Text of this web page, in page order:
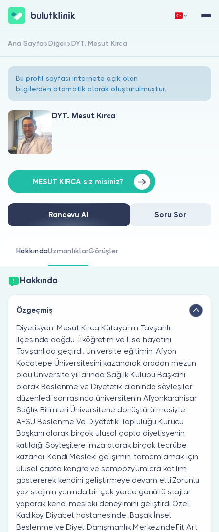
Hakkımızda
Doktorlar için
Doktor musunuz?
Hemen Kaydol
Ana Sayfa Diğer DYT. Mesut Kırca
Bu profil sayfası internete açık olan
bilgilerden otomatik olarak oluşturulmuştur.
DYT. Mesut Kırca
MESUT KIRCA siz misiniz?
Randevu Al Soru Sor
HakkındaUzmanlıklarGörüşler
Hakkında
Özgeçmiş
Diyetisyen .Mesut Kırca Kütaya'nın Tavşanlı
ilçesinde doğdu. İlköğretim ve Lise hayatını
Tavşanlıda geçirdi. Üniversite eğitimini Afyon
Kocatepe Üniversitesini kazanarak oradan mezun
oldu.Üniversite yıllarında Sağlık Kulübü Başkanı
olarak Beslenme ve Diyetetik alanında söyleşiler
düzenledi sonrasında üniversitenin Afyonkarahisar
Sağlık Bilimleri Üniversitene dönüştürülmesiyle
AFSÜ Beslenme Ve Diyetetik Topluluğu Kurucu
Başkanı olarak birçok ulusal çapta diyetisyenin
katıldığı Söyleşilere imza atarak birçok tecrübe
kazandı. Kendi Mesleki gelişimini tamamlamak için
ulusal çapta kongre ve sempozyumlara katılım
göstererek kendini geliştirmeye devam etti.Zorunlu
yaz stajının yanında bir çok yerde gönüllü stajlar
yaparak kendi mesleki deneyimini geliştirdi.Özel
Kadıköy Diyabet hastanesinde ,Başak İnsel
Beslenme ve Diyet Danışmanlık Merkezinde,Fit Art